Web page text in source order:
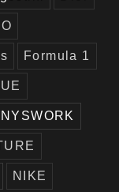
Formula 1
NIKE